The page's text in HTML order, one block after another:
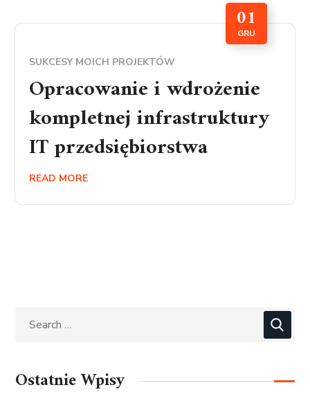
01
GRU
SUKCESY MOICH PROJEKTÓW
Opracowanie i wdrożenie
kompletnej infrastruktury
IT przedsiębiorstwa
READ MORE
Ostatnie Wpisy